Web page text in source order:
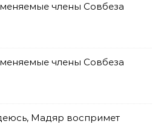
члены Совбеза
члены Совбеза
Мадяр воспримет